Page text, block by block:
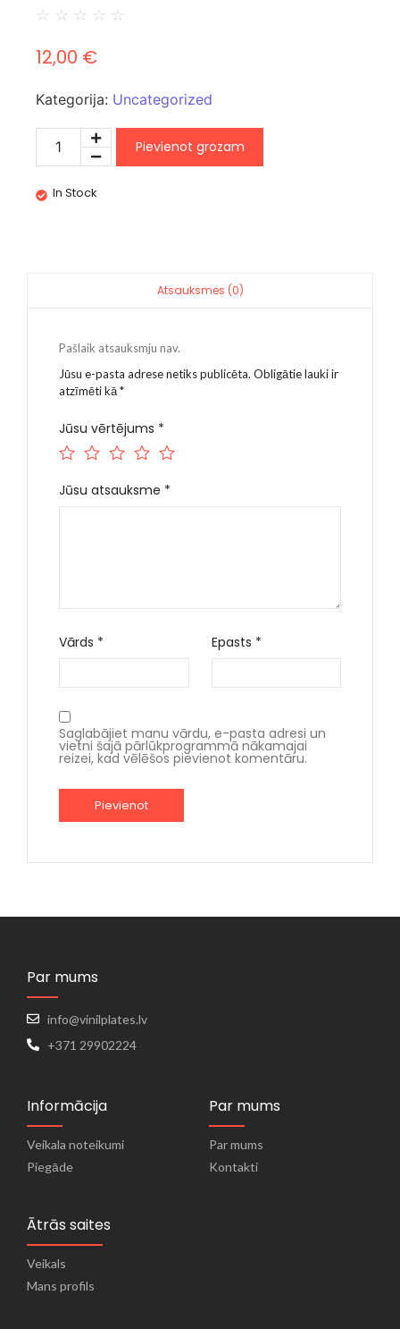
☆ ☆ ☆ ☆ ☆
12,00 €
Kategorija: Uncategorized
Pievienot grozam
In Stock
Atsauksmes (0)
Pašlaik atsauksmju nav.
Jūsu e-pasta adrese netiks publicēta. Obligātie lauki ir
atzīmēti kā*
Jūsu vērtējums *
Jūsu atsauksme *
Vārds * Epasts *
Saglabājiet manu vārdu, e-pasta adresi un
vietni šajā pārlūkprogrammā nākamajai
reizei, kad vēlēšos pievienot komentāru.
Par mums
info@vinilplates.lv
+371 29902224
Informācija
Veikala noteikumi
Piegāde
Par mums
Par mums
Kontakti
Ātrās saites
Veikals
Mans profils